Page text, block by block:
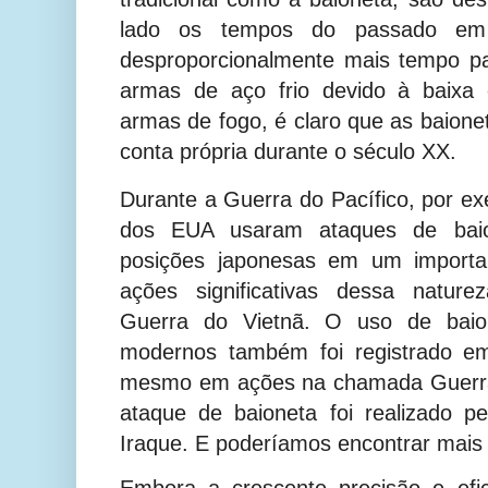
lado os tempos do passado
desproporcionalmente mais tempo
armas de aço frio devido à baixa
armas de fogo, é claro que as
conta própria durante o século XX.
Durante a Guerra do Pacífico, por
dos EUA usaram ataques de
posições japonesas em um
ações significativas dessa
Guerra do Vietnã. O uso de
modernos também foi registrado
mesmo em ações na chamada
ataque de baioneta foi realizado
Iraque. E poderíamos encontrar